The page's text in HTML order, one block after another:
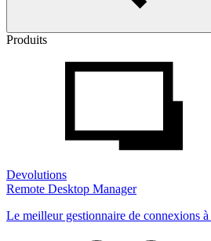
Produits
Devolutions
Remote Desktop Manager
Le meilleur gestionnaire de connexions